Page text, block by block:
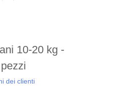
10-20 kg -
dei clienti